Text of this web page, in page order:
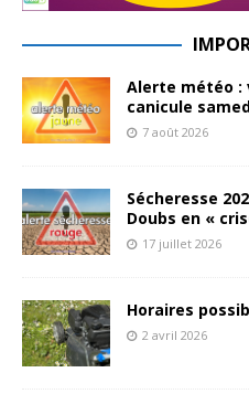
Alerte météo :
canicule
7 août 2026
Sécheresse
Doubs en «
17 juillet 2026
Horaires
2 avril 2026